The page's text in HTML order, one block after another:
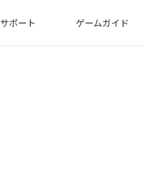
サポート
FAQ
ゲームガイド
ゲーム特徴